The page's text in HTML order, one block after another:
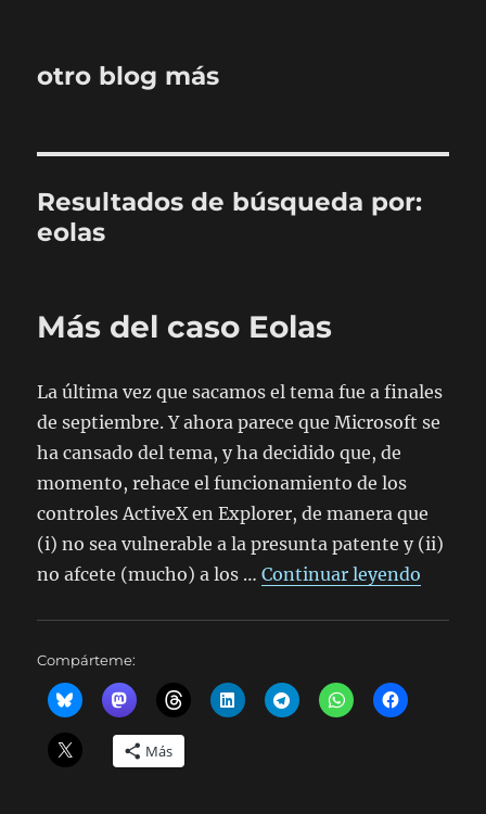
otro blog más
Resultados de búsqueda por:
eolas
Más del caso Eolas
La última vez que sacamos el tema fue a finales
de septiembre. Y ahora parece que Microsoft se
ha cansado del tema, y ha decidido que, de
momento, rehace el funcionamiento de los
controles ActiveX en Explorer, de manera que
(i) no sea vulnerable a la presunta patente y (ii)
no afcete (mucho) a los …Continuar leyendo
Compárteme:
Más